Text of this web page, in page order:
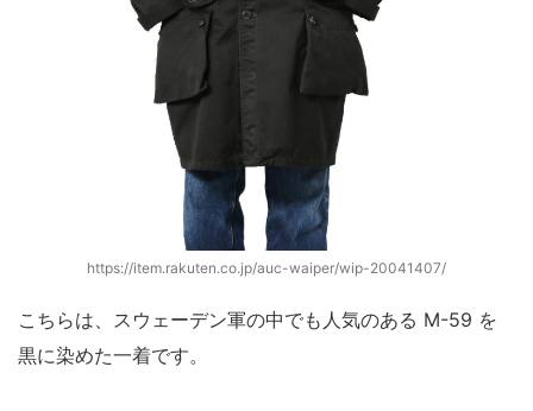
https://item.rakuten.co.jp/auc-waiper/wip-20041407/
こちらは、スウェーデン軍の中でも人気のある M-59 を
黒に染めた一着です。